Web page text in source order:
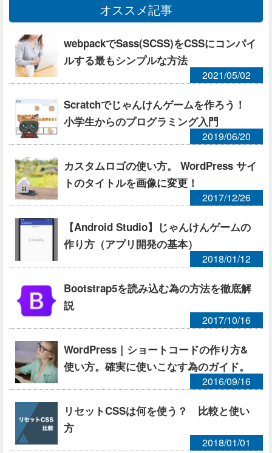
オススメ記事
webpackでSass(SCSS)をCSSにコンパイ
ルする最もシンプルな方法
2021/05/02
Scratchでじゃんけんゲームを作ろう！
小学生からのプログラミング入門
2019/06/20
カスタムロゴの使い方。 WordPress サイ
トのタイトルを画像に変更！
2017/12/26
【Android Studio】じゃんけんゲームの
作り方（アプリ開発の基本）
2018/01/12
Bootstrap5を読み込む為の方法を徹底解
説
2017/10/16
WordPress｜ショートコードの作り方&
使い方。確実に使いこなす為のガイド。
2016/09/16
リセットCSSは何を使う？ 比較と使い
方
2018/01/01